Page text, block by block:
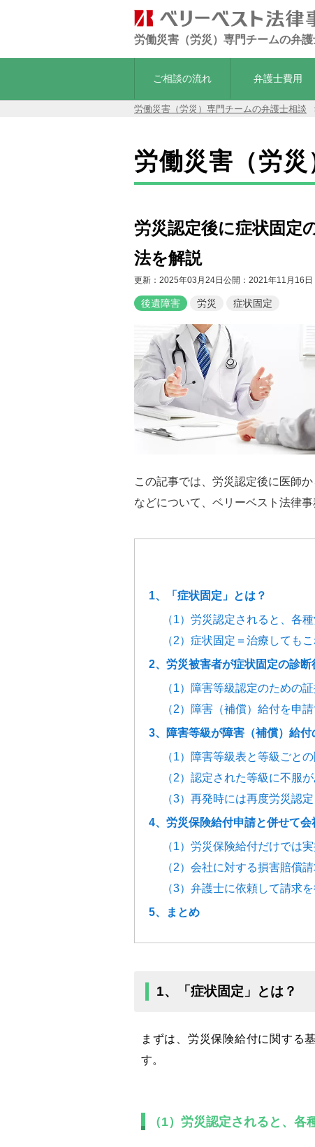
労働災害（労災）専門チームの弁
ご相談の流れ 弁護士費用
労働災害（労災）専門チームの弁護士相談
労働災害（労
労災認定後に症状固定
法を解説
更新：2025年03月24日 公開：2021年11月16日
後遺障害 労災 症状固定
この記事では、労災認定後に医師
などについて、ベリーベスト法律
1、「症状固定」とは？
（1）労災認定されると、各
（2）症状固定＝治療しても
2、労災被害者が症状固定の診断
（1）障害等級認定のための
（2）障害（補償）給付を申
3、障害等級が障害（補償）給
（1）障害等級表と等級ごと
（2）認定された等級に不服
（3）再発時には再度労災認
4、労災保険給付申請と併せて
（1）労災保険給付だけでは
（2）会社に対する損害賠償
（3）弁護士に依頼して請求
5、まとめ
1、「症状固定」とは？
まずは、労災保険給付に関する
す。
（1）労災認定されると、